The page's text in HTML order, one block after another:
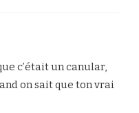
c’était un canular,
on sait que ton vrai